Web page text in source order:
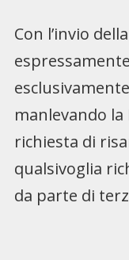
Con l’invio
manlevando
richiesta di
qualsivoglia
da parte di